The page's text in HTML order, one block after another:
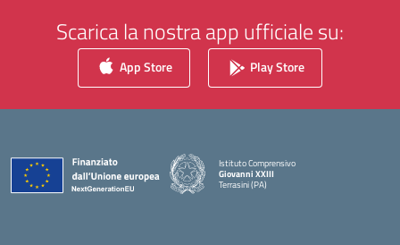
Scarica la nostra app ufficiale su:
App Store Play Store
Istituto Comprensivo
Giovanni XXIII
Terrasini (PA)